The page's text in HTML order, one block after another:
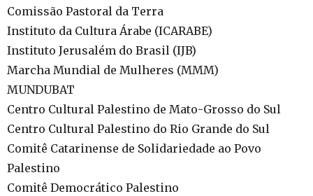
Comissão Pastoral da Terra
Instituto da Cultura Árabe (ICARABE)
Instituto Jerusalém do Brasil (IJB)
Marcha Mundial de Mulheres (MMM)
MUNDUBAT
Centro Cultural Palestino de Mato-Grosso do Sul
Centro Cultural Palestino do Rio Grande do Sul
Comitê Catarinense de Solidariedade ao Povo
Palestino
Comitê Democrático Palestino